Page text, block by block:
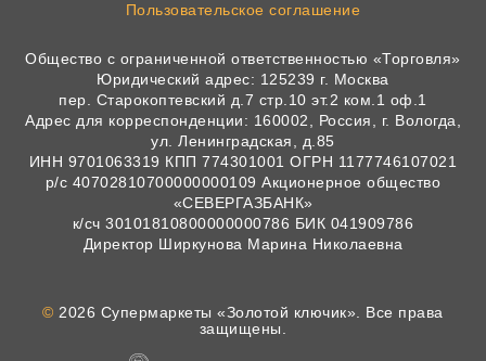
Пользовательское соглашение
Общество с ограниченной ответственностью «Торговля»
Юридический адрес: 125239 г. Москва
пер. Старокоптевский д.7 стр.10 эт.2 ком.1 оф.1
Адрес для корреспонденции: 160002, Россия, г. Вологда,
ул. Ленинградская, д.85
ИНН 9701063319 КПП 774301001 ОГРН 1177746107021
р/с 40702810700000000109 Акционерное общество
«СЕВЕРГАЗБАНК»
к/сч 30101810800000000786 БИК 041909786
Директор Ширкунова Марина Николаевна
© 2026 Супермаркеты «Золотой ключик». Все права
защищены.